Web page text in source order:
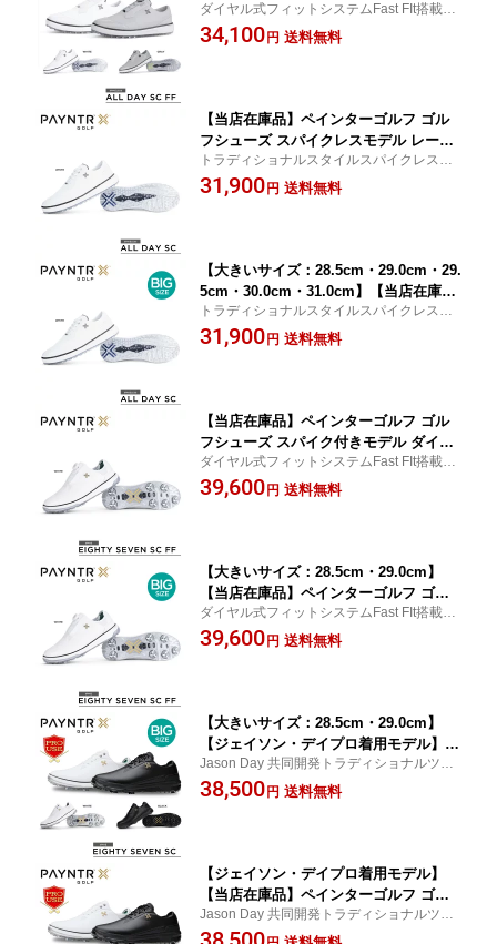
フシューズ スパイクレスモデル ダイヤ
ル式 40040 All Day 〈PAYNTR GOLF
ダイヤル式フィットシステムFast FIt搭載の
トラディショナルスタイルスパイクレスモ
デル
34,100 円 送料無料
【当店在庫品】ペインターゴルフ ゴル
フシューズ スパイクレスモデル レース
タイプ 靴紐タイプ 40041 All Day 〈PA
YNTR GOLF 〉SPEED CLASSIC
トラディショナルスタイルスパイクレスモ
デル
31,900 円 送料無料
【大きいサイズ：28.5cm・29.0cm・29.
5cm・30.0cm・31.0cm】【当店在庫
品】ペインターゴルフ ゴルフシューズ
スパイクレスモデル レースタイプ 靴紐
トラディショナルスタイルスパイクレスモ
デル
31,900 円 送料無料
【当店在庫品】ペインターゴルフ ゴル
フシューズ スパイク付きモデル ダイヤ
ル式 40037 Eighty Seven 〈PAYNTR G
OLF 〉SPEED CLASSIC
ダイヤル式フィットシステムFast FIt搭載の
トラディショナルスタイルツアースパイク
39,600 円 送料無料
【大きいサイズ：28.5cm・29.0cm】
【当店在庫品】ペインターゴルフ ゴル
フシューズ スパイク付きモデル ダイヤ
ル式 40037 Eighty Seven 〈PAYNTR G
ダイヤル式フィットシステムFast FIt搭載の
トラディショナルスタイルツアースパイク
39,600 円 送料無料
【大きいサイズ：28.5cm・29.0cm】
【ジェイソン・デイプロ着用モデル】
【当店在庫品】ペインターゴルフ ゴル
フ シューズ レースタイプ 紐タイプ レ
Jason Day 共同開発トラディショナルツア
ーパフォーマンススパイクモデル
38,500 円 送料無料
【ジェイソン・デイプロ着用モデル】
【当店在庫品】ペインターゴルフ ゴル
フ シューズ レースタイプ 紐タイプ レ
ースタイプ スパイクモデル 40033 〈PA
Jason Day 共同開発トラディショナルツア
ーパフォーマンススパイクモデル